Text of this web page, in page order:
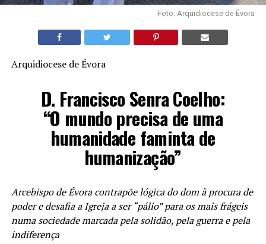
Foto: Arquidiocese de Évora
Arquidiocese de Évora
D. Francisco Senra Coelho:
“O mundo precisa de uma
humanidade faminta de
humanização”
Arcebispo de Évora contrapõe lógica do dom à procura de
poder e desafia a Igreja a ser “pálio” para os mais frágeis
numa sociedade marcada pela solidão, pela guerra e pela
indiferença